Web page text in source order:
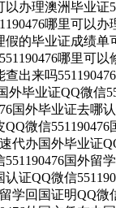
以办理澳洲毕业证
哪里可以办
假的毕业证成绩单
哪里可以
查出来吗
外毕业证QQ微信
国外毕业证去哪
QQ微信
代办国外毕业证
国外留
认证QQ微信
学回国证明QQ微